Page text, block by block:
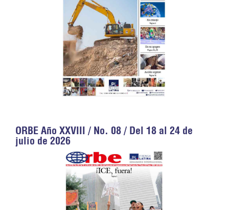
ORBE Año XXVIII / No. 08 / Del 18 al 24 de
julio de 2026